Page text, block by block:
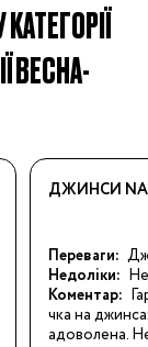
ВЕСНА-
ДЖИНСИ
Переваги:
Недоліки:
Коментар:
чка на
адоволена.